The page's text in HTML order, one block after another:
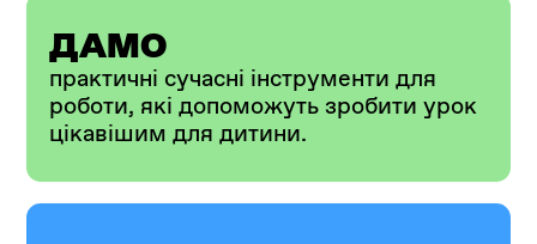
ДАМО
практичні сучасні інструменти для
роботи, які допоможуть зробити урок
цікавішим для дитини.